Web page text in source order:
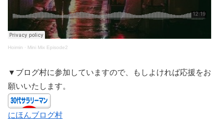
Hoimin · Mini Mix Episode2
▼ブログ村に参加していますので、もしよければ応援をお
願いいたします。
にほんブログ村